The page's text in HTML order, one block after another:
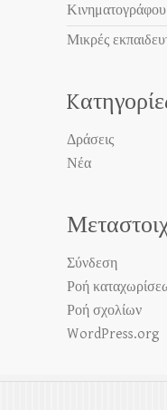
Κινηματογράφου
Μικρές
Δράσεις
Νέα
Σύνδεση
Ροή
Ροή σχολίων
WordPress.org